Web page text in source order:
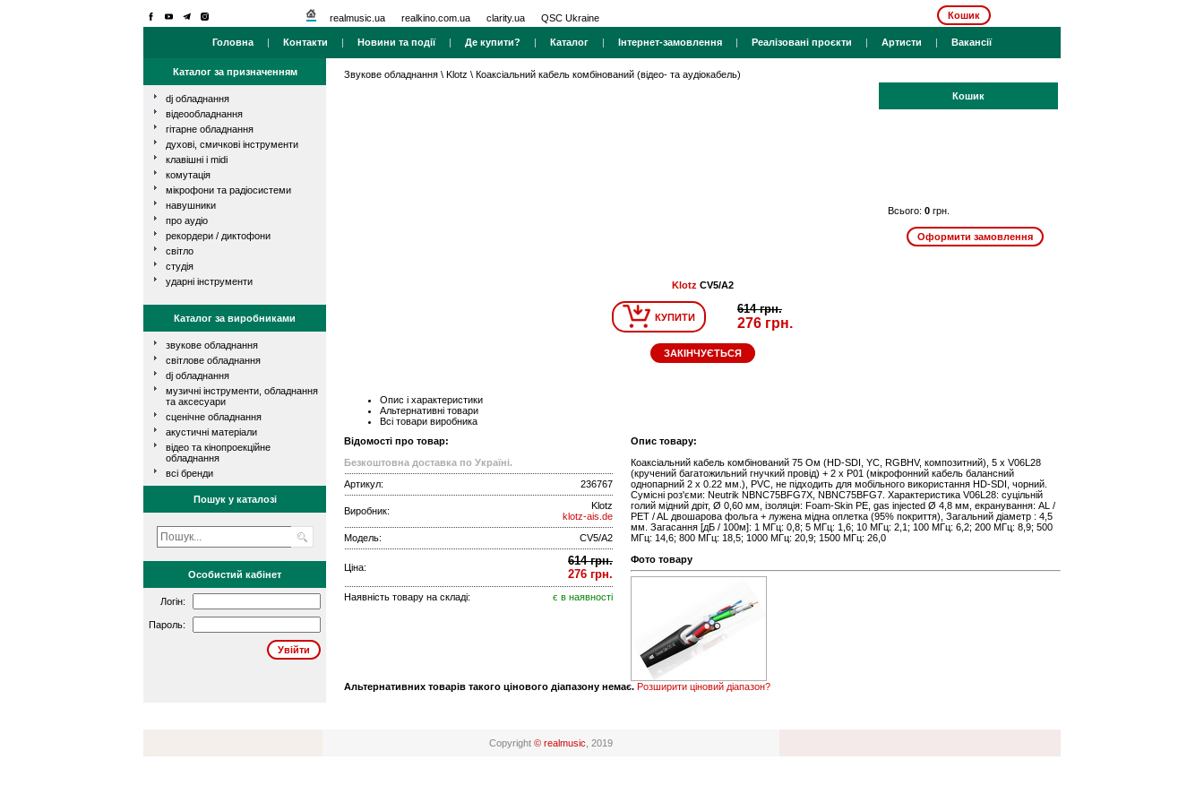
realmusic.ua realkino.com.ua clarity.ua QSC Ukraine Кошик
Головна | Контакти | Новини та події| Де купити? | Каталог | Інтернет-замовлення | Реалізовані проєкти | Артисти | Вакансії
Каталог за призначенням
dj обладнання
відеообладнання
гітарне обладнання
духові, смичкові інструменти
клавішні і midi
комутація
мікрофони та радіосистеми
навушники
про аудіо
рекордери / диктофони
світло
студія
ударні інструменти
Каталог за виробниками
звукове обладнання
світлове обладнання
dj обладнання
музичні інструменти, обладнання
та аксесуари
сценічне обладнання
акустичні матеріали
відео та кінопроекційне
обладнання
всі бренди
Пошук у каталозі
Особистий кабінет
Логін:
Пароль:
Звукове обладнання \ Klotz \ Коаксіальний кабель комбінований (відео- та аудіокабель)
Кошик
Всього: 0 грн.
Klotz CV5/A2
КУПИТИ
614 грн.
276 грн.
ЗАКІНЧУЄТЬСЯ
Опис і характеристики
Альтернативні товари
Всі товари виробника
Відомості про товар:
Безкоштовна доставка по Україні.
Артикул:
236767
Виробник:
Klotz
klotz-ais.de
Модель:
CV5/A2
Ціна:
614 грн.
276 грн.
Наявність товару на складі: є в наявності
Опис товару:
Коаксіальний кабель комбінований 75 Ом (HD-SDI, YC, RGBHV, композитний), 5 x V06L28
(кручений багатожильний гнучкий провід) + 2 х P01 (мікрофонний кабель балансний
однопарний 2 x 0.22 мм.), PVC, не підходить для мобільного використання HD-SDI, чорний.
Сумісні роз'єми: Neutrik NBNC75BFG7X, NBNC75BFG7. Характеристика V06L28: суцільній
голий мідний дріт, Ø 0,60 мм, ізоляція: Foam-Skin PE, gas injected Ø 4,8 мм, екранування: AL /
PET / AL двошарова фольга + лужена мідна оплетка (95% покриття), Загальний діаметр : 4,5
мм. Загасання [дБ / 100м]: 1 МГц: 0,8; 5 МГц: 1,6; 10 МГц: 2,1; 100 МГц: 6,2; 200 МГц: 8,9; 500
МГц: 14,6; 800 МГц: 18,5; 1000 МГц: 20,9; 1500 МГц: 26,0
Фото товару
Альтернативних товарів такого цінового діапазону немає. Розширити ціновий діапазон?
Copyright © realmusic , 2019